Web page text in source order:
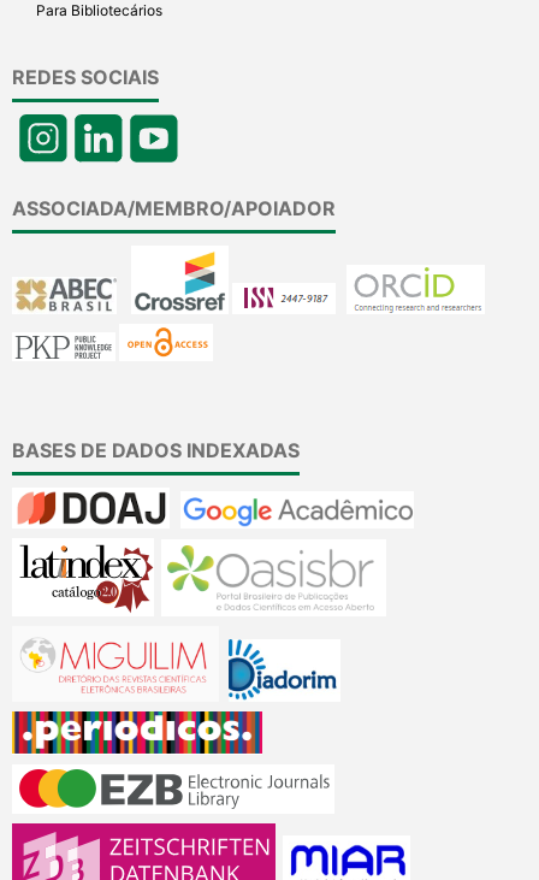
Para Bibliotecários
REDES SOCIAIS
ASSOCIADA/MEMBRO/APOIADOR
BASES DE DADOS INDEXADAS